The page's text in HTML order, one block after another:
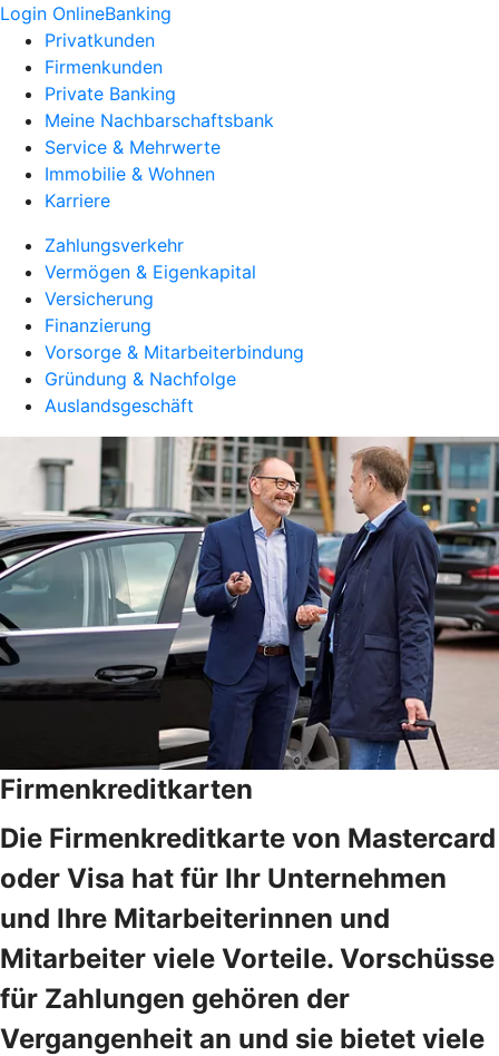
Login OnlineBanking
Privatkunden
Firmenkunden
Private Banking
Meine Nachbarschaftsbank
Service & Mehrwerte
Immobilie & Wohnen
Karriere
Zahlungsverkehr
Vermögen & Eigenkapital
Versicherung
Finanzierung
Vorsorge & Mitarbeiterbindung
Gründung & Nachfolge
Auslandsgeschäft
Firmenkreditkarten
Die Firmenkreditkarte von Mastercard
oder Visa hat für Ihr Unternehmen
und Ihre Mitarbeiterinnen und
Mitarbeiter viele Vorteile. Vorschüsse
für Zahlungen gehören der
Vergangenheit an und sie bietet viele